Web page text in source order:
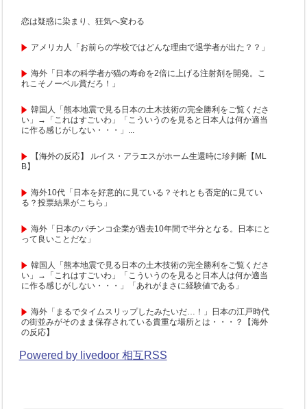
恋は疑惑に染まり、狂気へ変わる
アメリカ人「お前らの学校ではどんな理由で退学者が出た？？」
海外「日本の科学者が猫の寿命を2倍に上げる注射剤を開発。こ
れこそノーベル賞だろ！」
韓国人「熊本地震で見る日本の土木技術の完全勝利をご覧くださ
い」→「これはすごいわ」「こういうのを見ると日本人は何か適当
に作る感じがしない・・・」...
【海外の反応】 ルイス・アラエスがホーム生還時に珍判断【ML
B】
海外10代「日本を好意的に見ている？それとも否定的に見てい
る？投票結果がこちら」
海外「日本のパチンコ企業が過去10年間で半分となる。日本にと
って良いことだな」
韓国人「熊本地震で見る日本の土木技術の完全勝利をご覧くださ
い」→「これはすごいわ」「こういうのを見ると日本人は何か適当
に作る感じがしない・・・」「あれがまさに経験値である」
海外「まるでタイムスリップしたみたいだ…！」日本の江戸時代
の街並みがそのまま保存されている貴重な場所とは・・・？【海外
の反応】
Powered by livedoor 相互RSS